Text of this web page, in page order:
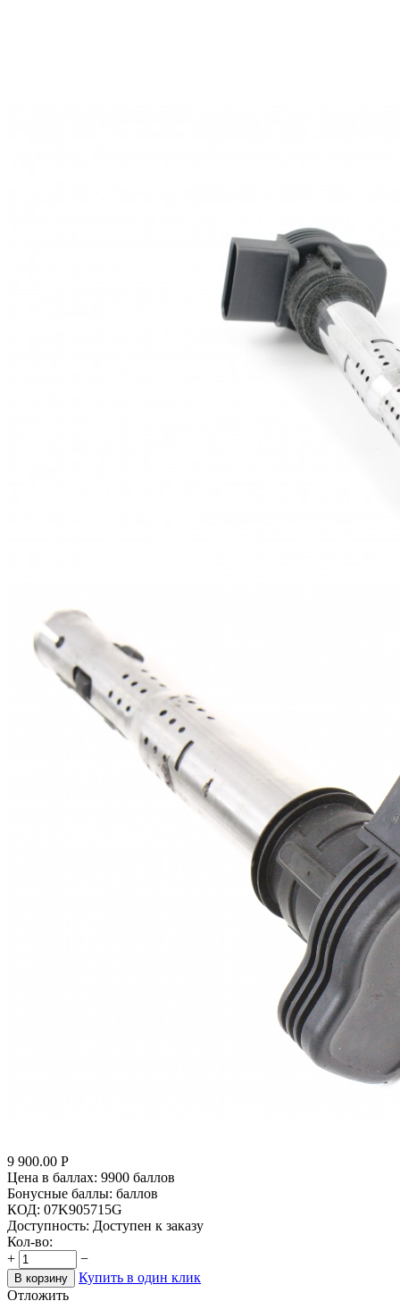
9 900.00 Р
Цена в баллах: 9900 баллов
Бонусные баллы: баллов
КОД: 07K905715G
Доступность: Доступен к заказу
Кол-во:
+
−
В корзину
Купить в один клик
Отложить